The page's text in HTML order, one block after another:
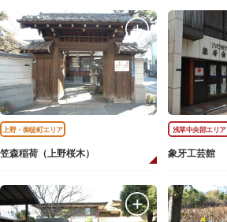
上野・御徒町エリア
笠森稲荷（上野桜木）
浅草中央部エリア
象牙工芸館